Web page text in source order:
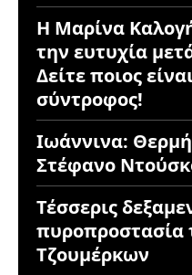
Η Μαρίνα
την ευτυχία
Δείτε ποιος
σύντροφος!
Ιωάννινα:
Στέφανο
Τέσσερις
πυροπροστασία
Τζουμέρκων